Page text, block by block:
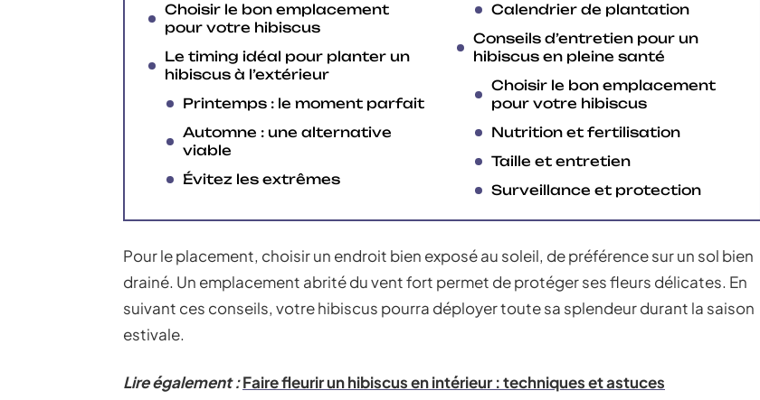
Choisir le bon emplacement
pour votre hibiscus
Le timing idéal pour planter un
hibiscus à l’extérieur
Printemps : le moment parfait
Automne : une alternative
viable
Évitez les extrêmes
Calendrier de plantation
Conseils d’entretien pour un
hibiscus en pleine santé
Choisir le bon emplacement
pour votre hibiscus
Nutrition et fertilisation
Taille et entretien
Surveillance et protection
Pour le placement, choisir un endroit bien exposé au soleil, de préférence sur un sol bien
drainé. Un emplacement abrité du vent fort permet de protéger ses fleurs délicates. En
suivant ces conseils, votre hibiscus pourra déployer toute sa splendeur durant la saison
estivale.
Lire également :Faire fleurir un hibiscus en intérieur : techniques et astuces